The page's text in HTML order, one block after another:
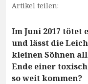
Artikel teilen:
Im Juni 2017 tötet
und lässt die
kleinen Söhnen
Ende einer
so weit kommen?